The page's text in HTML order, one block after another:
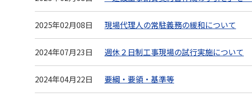
2025年02月08日 現場代理人の常駐義務の緩和について
2024年07月23日 週休２日制工事現場の試行実施について
2024年04月22日 要綱・要領・基準等